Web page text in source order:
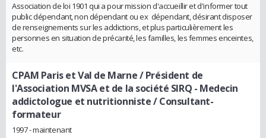
Association de loi 1901 qui a pour mission d'accueillir et d'informer tout
public dépendant, non dépendant ou ex ­ dépendant, désirant disposer
de renseignements sur les addictions, et plus particulièrement les
personnes en situation de précarité, les familles, les femmes enceintes,
etc.
CPAM Paris et Val de Marne / Président de
l'Association MVSA et de la société SIRQ - Medecin
addictologue et nutritionniste / Consultant-
formateur
1997 - maintenant